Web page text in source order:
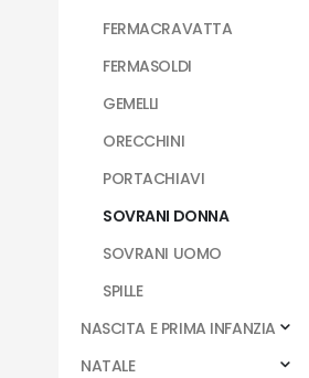
FERMACRAVATTA
FERMASOLDI
GEMELLI
ORECCHINI
PORTACHIAVI
SOVRANI DONNA
SOVRANI UOMO
SPILLE
NASCITA E PRIMA INFANZIA
NATALE